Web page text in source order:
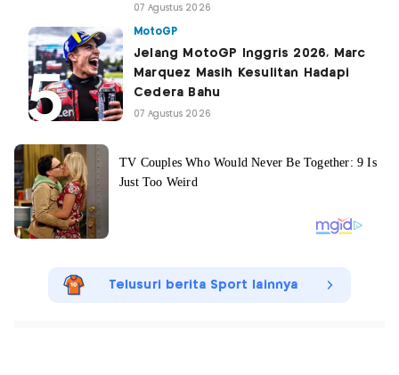
07 Agustus 2026
MotoGP
Jelang MotoGP Inggris 2026, Marc
Marquez Masih Kesulitan Hadapi
Cedera Bahu
07 Agustus 2026
Telusuri berita Sport lainnya